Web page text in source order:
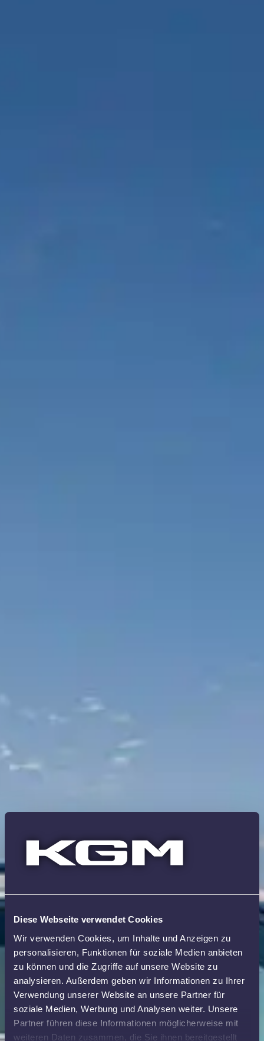
Diese Webseite verwendet Cookies
Wir verwenden Cookies, um Inhalte und Anzeigen zu
personalisieren, Funktionen für soziale Medien anbieten
zu können und die Zugriffe auf unsere Website zu
analysieren. Außerdem geben wir Informationen zu Ihrer
Verwendung unserer Website an unsere Partner für
soziale Medien, Werbung und Analysen weiter. Unsere
Partner führen diese Informationen möglicherweise mit
weiteren Daten zusammen, die Sie ihnen bereitgestellt